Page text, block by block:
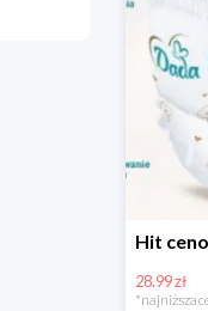
28.99 zł
*najniższa